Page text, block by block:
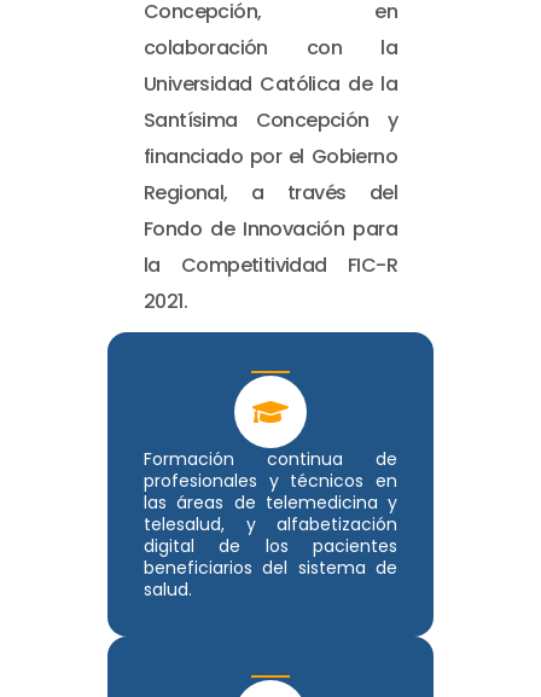
Formación continua de
profesionales y técnicos en
las áreas de telemedicina y
telesalud, y alfabetización
digital de los pacientes
beneficiarios del sistema de
salud.
Concepción, en
colaboración con la
Universidad Católica de la
Santísima Concepción y
financiado por el Gobierno
Regional, a través del
Fondo de Innovación para
la Competitividad FIC-R
2021.